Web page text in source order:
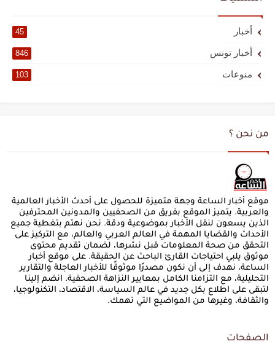
أخبار 45
أخبار تونس 846
منوعات 103
من نحن ؟
موقع أخبار الساعة وجهة متميزة للحصول على أحدث الأخبار العالمية
والعربية. يتميز الموقع بفريق من الصحفيين والمدونين المحترفين
الذين يسعون لنقل الأخبار بموضوعية ودقة. نحن نهتم بتغطية جميع
الأحداث والقضايا المهمة في العالم العربي والعالم، مع التركيز على
التحقق من صحة المعلومات قبل نشرها، لضمان تقديم محتوى
موثوق يلبي احتياجات القارئ الباحث عن الحقيقة. على موقع أخبار
الساعة، نهدف إلى أن نكون مصدرًا موثوقًا للأخبار العاجلة والتقارير
التحليلية، مع التزامنا الكامل بمعايير النزاهة الصحفية. انضم إلينا
لتبقى على اطلاع بكل جديد في عالم السياسة، الاقتصاد، التكنولوجيا،
والثقافة، وغيرها من المواضيع التي تهمك.
الصفحات